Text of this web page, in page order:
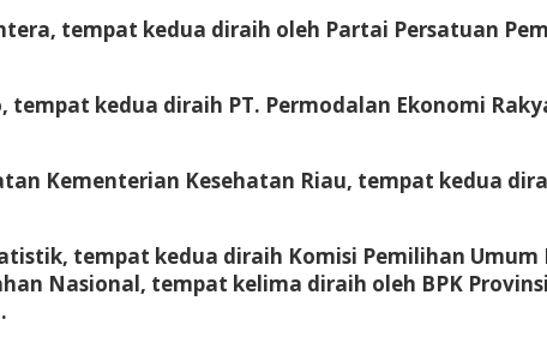
tempat kedua diraih oleh Partai Persatuan
kedua diraih PT. Permodalan Ekonomi
Kementerian Kesehatan Riau, tempat kedua
tempat kedua diraih Komisi Pemilihan
Nasional, tempat kelima diraih oleh BPK